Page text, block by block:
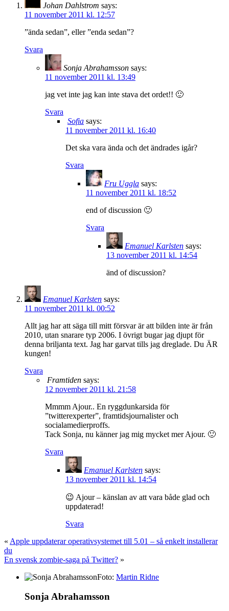
Johan Dahlstrom says:
11 november 2011 kl. 12:57
”ända sedan”, eller ”enda sedan”?
Svara
Sonja Abrahamsson says:
11 november 2011 kl. 13:49
jag vet inte jag kan inte stava det ordet!! 🙂
Svara
Sofia says:
11 november 2011 kl. 16:40
Det ska vara ända och det ändrades igår?
Svara
Fru Uggla says:
11 november 2011 kl. 18:52
end of discussion 🙂
Svara
Emanuel Karlsten says:
13 november 2011 kl. 14:54
änd of discussion?
Emanuel Karlsten says:
11 november 2011 kl. 00:52
Allt jag har att säga till mitt försvar är att bilden inte är från
2010, utan snarare typ 2006. I övrigt bugar jag djupt för
denna briljanta text. Jag har garvat tills jag dreglade. Du ÄR
kungen!
Svara
Framtiden says:
12 november 2011 kl. 21:58
Mmmm Ajour.. En ryggdunkarsida för
”twitterexperter”, framtidsjournalister och
socialamedierproffs.
Tack Sonja, nu känner jag mig mycket mer Ajour. 🙂
Svara
Emanuel Karlsten says:
13 november 2011 kl. 14:54
😉 Ajour – känslan av att vara både glad och
uppdaterad!
Svara
« Apple uppdaterar operativsystemet till 5.01 – så enkelt installerar
du
En svensk zombie-saga på Twitter? »
Foto: Martin Ridne
Sonja Abrahamsson